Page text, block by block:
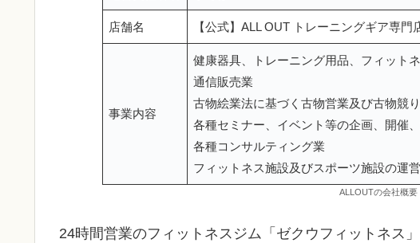
店舗名 【公式】ALL OUT トレーニングギア専門
事業内容
健康器具、トレーニング用品、フィット
通信販売業
古物絵業法に基づく古物営業及び古物競
各種セミナー、イベント等の企画、開催
各種コンサルティング業
フィットネス施設及びスポーツ施設の運営
ALLOUTの会社概要
24時間営業のフィットネスジム「ゼクウフィットネス